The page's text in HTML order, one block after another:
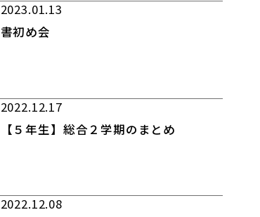
2023.01.13
書初め会
2022.12.17
【５年生】総合２学期のまとめ
2022.12.08